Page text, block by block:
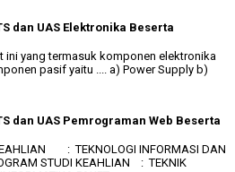
dan UAS Elektronika Beserta
ini yang termasuk komponen elektronika
pasif yaitu .... a) Power Supply b)
dan UAS Pemrograman Web Beserta
: TEKNOLOGI INFORMASI DAN
STUDI KEAHLIAN : TEKNIK